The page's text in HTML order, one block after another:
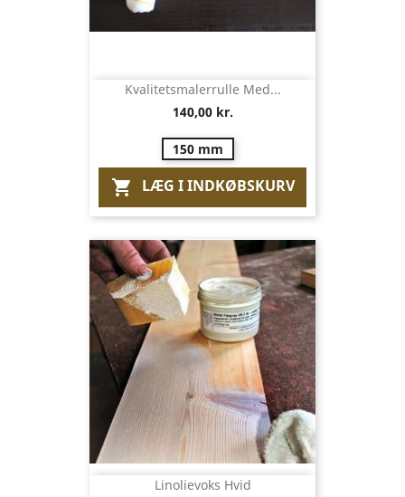
Kvalitetsmalerrulle Med...
140,00 kr.
150 mm
 LÆG I INDKØBSKURV
Linolievoks Hvid